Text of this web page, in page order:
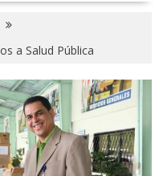
a Salud Pública